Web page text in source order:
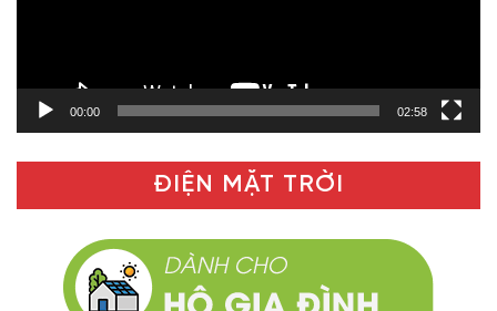
00:00 02:58
ĐIỆN MẶT TRỜI